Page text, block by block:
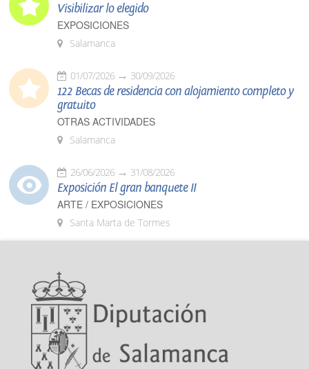
Visibilizar lo elegido
EXPOSICIONES
Salamanca
01/07/2026 30/09/2026
122 Becas de residencia con alojamiento completo y
gratuito
OTRAS ACTIVIDADES
Salamanca
26/06/2026 31/08/2026
Exposición El gran banquete II
ARTE / EXPOSICIONES
Santa Marta de Tormes